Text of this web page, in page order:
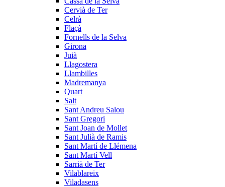
Cervià de Ter
Celrà
Flaçà
Fornells de la Selva
Girona
Juià
Llagostera
Llambilles
Madremanya
Quart
Salt
Sant Andreu Salou
Sant Gregori
Sant Joan de Mollet
Sant Julià de Ramis
Sant Martí de Llémena
Sant Martí Vell
Sarrià de Ter
Vilablareix
Viladasens